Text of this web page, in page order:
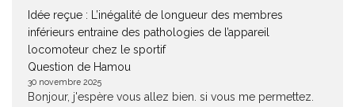
Idée reçue : L’inégalité de longueur des membres
inférieurs entraine des pathologies de l’appareil
locomoteur chez le sportif
Question de Hamou
30 novembre 2025
Bonjour, j'espère vous allez bien. si vous me permettez.